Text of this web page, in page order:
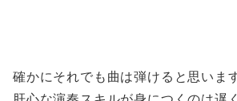
確かにそれでも曲は弾けると思いま